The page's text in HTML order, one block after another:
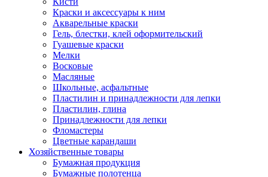
Краски и аксессуары к ним
Акварельные краски
Гель, блестки, клей оформительский
Гуашевые краски
Мелки
Восковые
Масляные
Школьные, асфальтные
Пластилин и принадлежности для лепки
Пластилин, глина
Принадлежности для лепки
Фломастеры
Цветные карандаши
Хозяйственные товары
Бумажная продукция
Бумажные полотенца